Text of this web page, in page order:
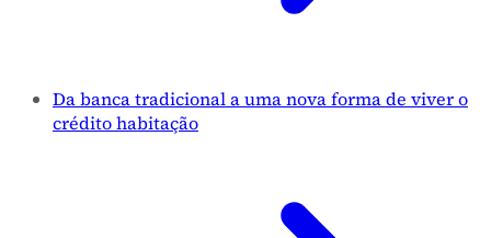
Da banca tradicional a uma nova forma de viver o
crédito habitação